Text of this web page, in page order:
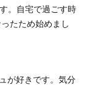
。自宅で過ごす時
たため始めまし
が好きです。気分